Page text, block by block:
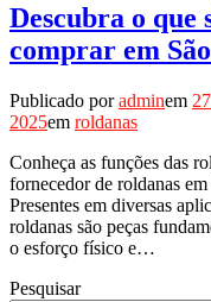
Descubra o que
comprar em
Publicado poradminem
2025em roldanas
Conheça as funções das
fornecedor de roldanas
Presentes em diversas
roldanas são peças
o esforço físico e…
Pesquisar